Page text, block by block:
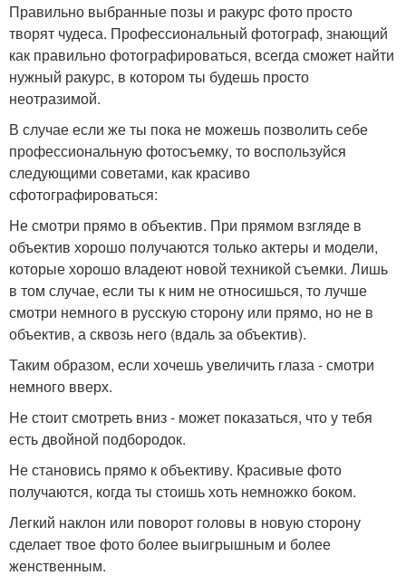
Правильно выбранные позы и ракурс фото просто
творят чудеса. Профессиональный фотограф, знающий
как правильно фотографироваться, всегда сможет найти
нужный ракурс, в котором ты будешь просто
неотразимой.
В случае если же ты пока не можешь позволить себе
профессиональную фотосъемку, то воспользуйся
следующими советами, как красиво
сфотографироваться:
Не смотри прямо в объектив. При прямом взгляде в
объектив хорошо получаются только актеры и модели,
которые хорошо владеют новой техникой съемки. Лишь
в том случае, если ты к ним не относишься, то лучше
смотри немного в русскую сторону или прямо, но не в
объектив, а сквозь него (вдаль за объектив).
Таким образом, если хочешь увеличить глаза - смотри
немного вверх.
Не стоит смотреть вниз - может показаться, что у тебя
есть двойной подбородок.
Не становись прямо к объективу. Красивые фото
получаются, когда ты стоишь хоть немножко боком.
Легкий наклон или поворот головы в новую сторону
сделает твое фото более выигрышным и более
женственным.